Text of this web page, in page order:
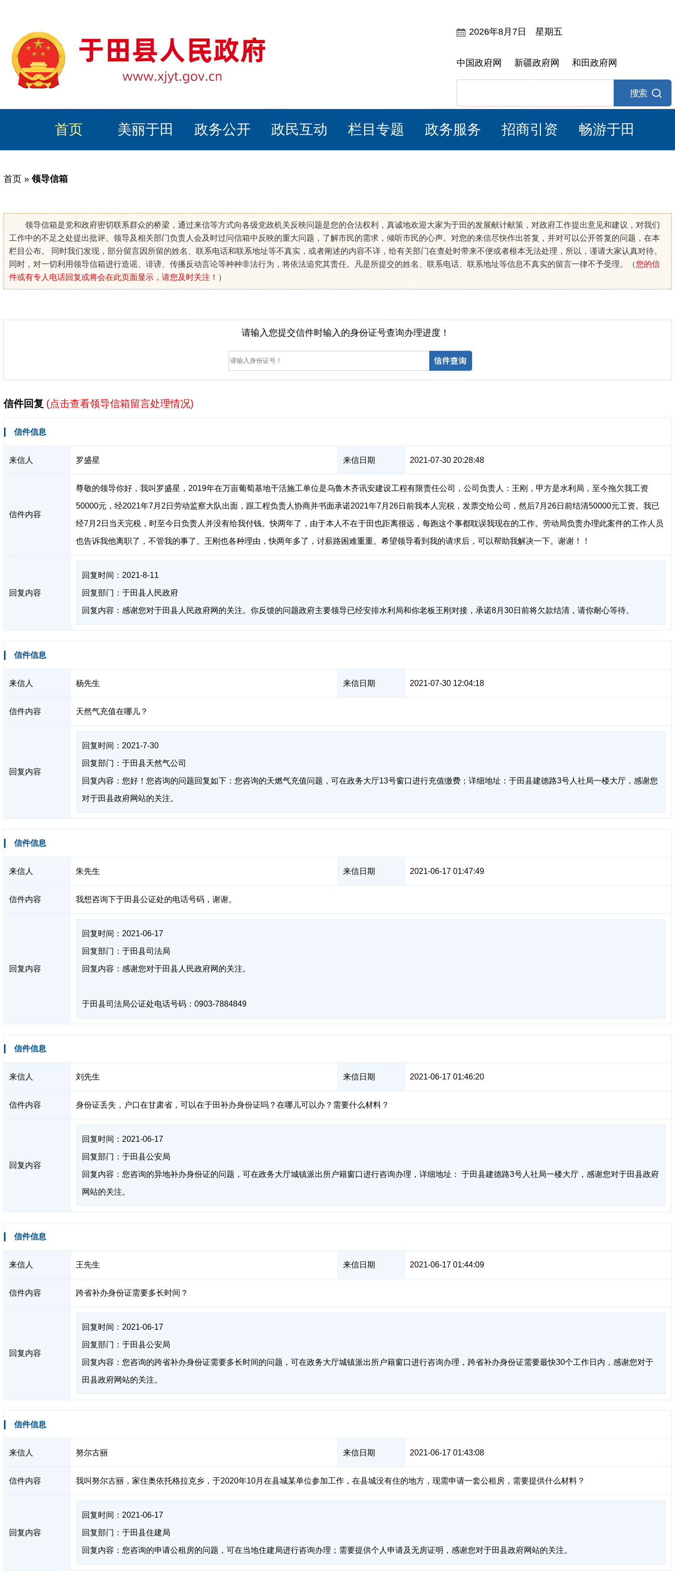
2026年8月7日 星期五
中国政府网 新疆政府网 和田政府网
首页 美丽于田 政务公开 政民互动 栏目专题 政务服务 招商引资 畅游于田
首页 »领导信箱
领导信箱是党和政府密切联系群众的桥梁，通过来信等方式向各级党政机关反映问题是您的合法权利，真诚地欢迎大家为于田的发展献计献策，对政府工作提出意见和建议，对我们
工作中的不足之处提出批评。领导及相关部门负责人会及时过问信箱中反映的重大问题，了解市民的需求，倾听市民的心声。对您的来信尽快作出答复，并对可以公开答复的问题，在本
栏目公布。 同时我们发现，部分留言因所留的姓名、联系电话和联系地址等不真实，或者阐述的内容不详，给有关部门在查处时带来不便或者根本无法处理，所以，谨请大家认真对待。
同时，对一切利用领导信箱进行造谣、诽谤、传播反动言论等种种非法行为，将依法追究其责任。凡是所提交的姓名、联系电话、联系地址等信息不真实的留言一律不予受理。（您的信
件或有专人电话回复或将会在此页面显示，请您及时关注！ ）
请输入您提交信件时输入的身份证号查询办理进度！
信件回复 (点击查看领导信箱留言处理情况)
信件信息
来信人 罗盛星 来信日期 2021-07-30 20:28:48
信件内容
尊敬的领导你好，我叫罗盛星，2019年在万亩葡萄基地干活施工单位是乌鲁木齐讯安建设工程有限责任公司，公司负责人：王刚，甲方是水利局，至今拖欠我工资
50000元，经2021年7月2日劳动监察大队出面，跟工程负责人协商并书面承诺2021年7月26日前我本人完税，发票交给公司，然后7月26日前结清50000元工资。我已
经7月2日当天完税，时至今日负责人并没有给我付钱。快两年了，由于本人不在于田也距离很远，每跑这个事都耽误我现在的工作。劳动局负责办理此案件的工作人员
也告诉我他离职了，不管我的事了。王刚也各种理由，快两年多了，讨薪路困难重重。希望领导看到我的请求后，可以帮助我解决一下。谢谢！！
回复内容
回复时间：2021-8-11
回复部门：于田县人民政府
回复内容：感谢您对于田县人民政府网的关注。你反馈的问题政府主要领导已经安排水利局和你老板王刚对接，承诺8月30日前将欠款结清，请你耐心等待。
信件信息
来信人 杨先生 来信日期 2021-07-30 12:04:18
信件内容 天然气充值在哪儿？
回复内容
回复时间：2021-7-30
回复部门：于田县天然气公司
回复内容：您好！您咨询的问题回复如下：您咨询的天燃气充值问题，可在政务大厅13号窗口进行充值缴费；详细地址：于田县建德路3号人社局一楼大厅，感谢您
对于田县政府网站的关注。
信件信息
来信人 朱先生 来信日期 2021-06-17 01:47:49
信件内容 我想咨询下于田县公证处的电话号码，谢谢。
回复内容
回复时间：2021-06-17
回复部门：于田县司法局
回复内容：感谢您对于田县人民政府网的关注。
于田县司法局公证处电话号码：0903-7884849
信件信息
来信人 刘先生 来信日期 2021-06-17 01:46:20
信件内容 身份证丢失，户口在甘肃省，可以在于田补办身份证吗？在哪儿可以办？需要什么材料？
回复内容
回复时间：2021-06-17
回复部门：于田县公安局
回复内容：您咨询的异地补办身份证的问题，可在政务大厅城镇派出所户籍窗口进行咨询办理，详细地址： 于田县建德路3号人社局一楼大厅，感谢您对于田县政府
网站的关注。
信件信息
来信人 王先生 来信日期 2021-06-17 01:44:09
信件内容 跨省补办身份证需要多长时间？
回复内容
回复时间：2021-06-17
回复部门：于田县公安局
回复内容：您咨询的跨省补办身份证需要多长时间的问题，可在政务大厅城镇派出所户籍窗口进行咨询办理，跨省补办身份证需要最快30个工作日内，感谢您对于
田县政府网站的关注。
信件信息
来信人 努尔古丽 来信日期 2021-06-17 01:43:08
信件内容 我叫努尔古丽，家住奥依托格拉克乡，于2020年10月在县城某单位参加工作，在县城没有住的地方，现需申请一套公租房，需要提供什么材料？
回复内容
回复时间：2021-06-17
回复部门：于田县住建局
回复内容：您咨询的申请公租房的问题，可在当地住建局进行咨询办理；需要提供个人申请及无房证明，感谢您对于田县政府网站的关注。